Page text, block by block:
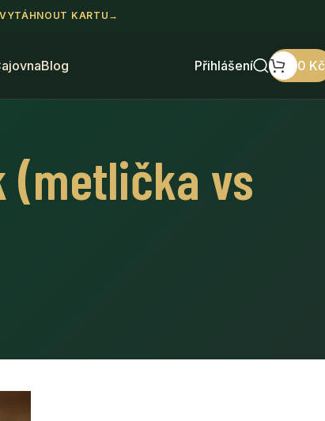
VYTÁHNOUT KARTU →
Blog Přihlášení 0 Kč
(metlička vs